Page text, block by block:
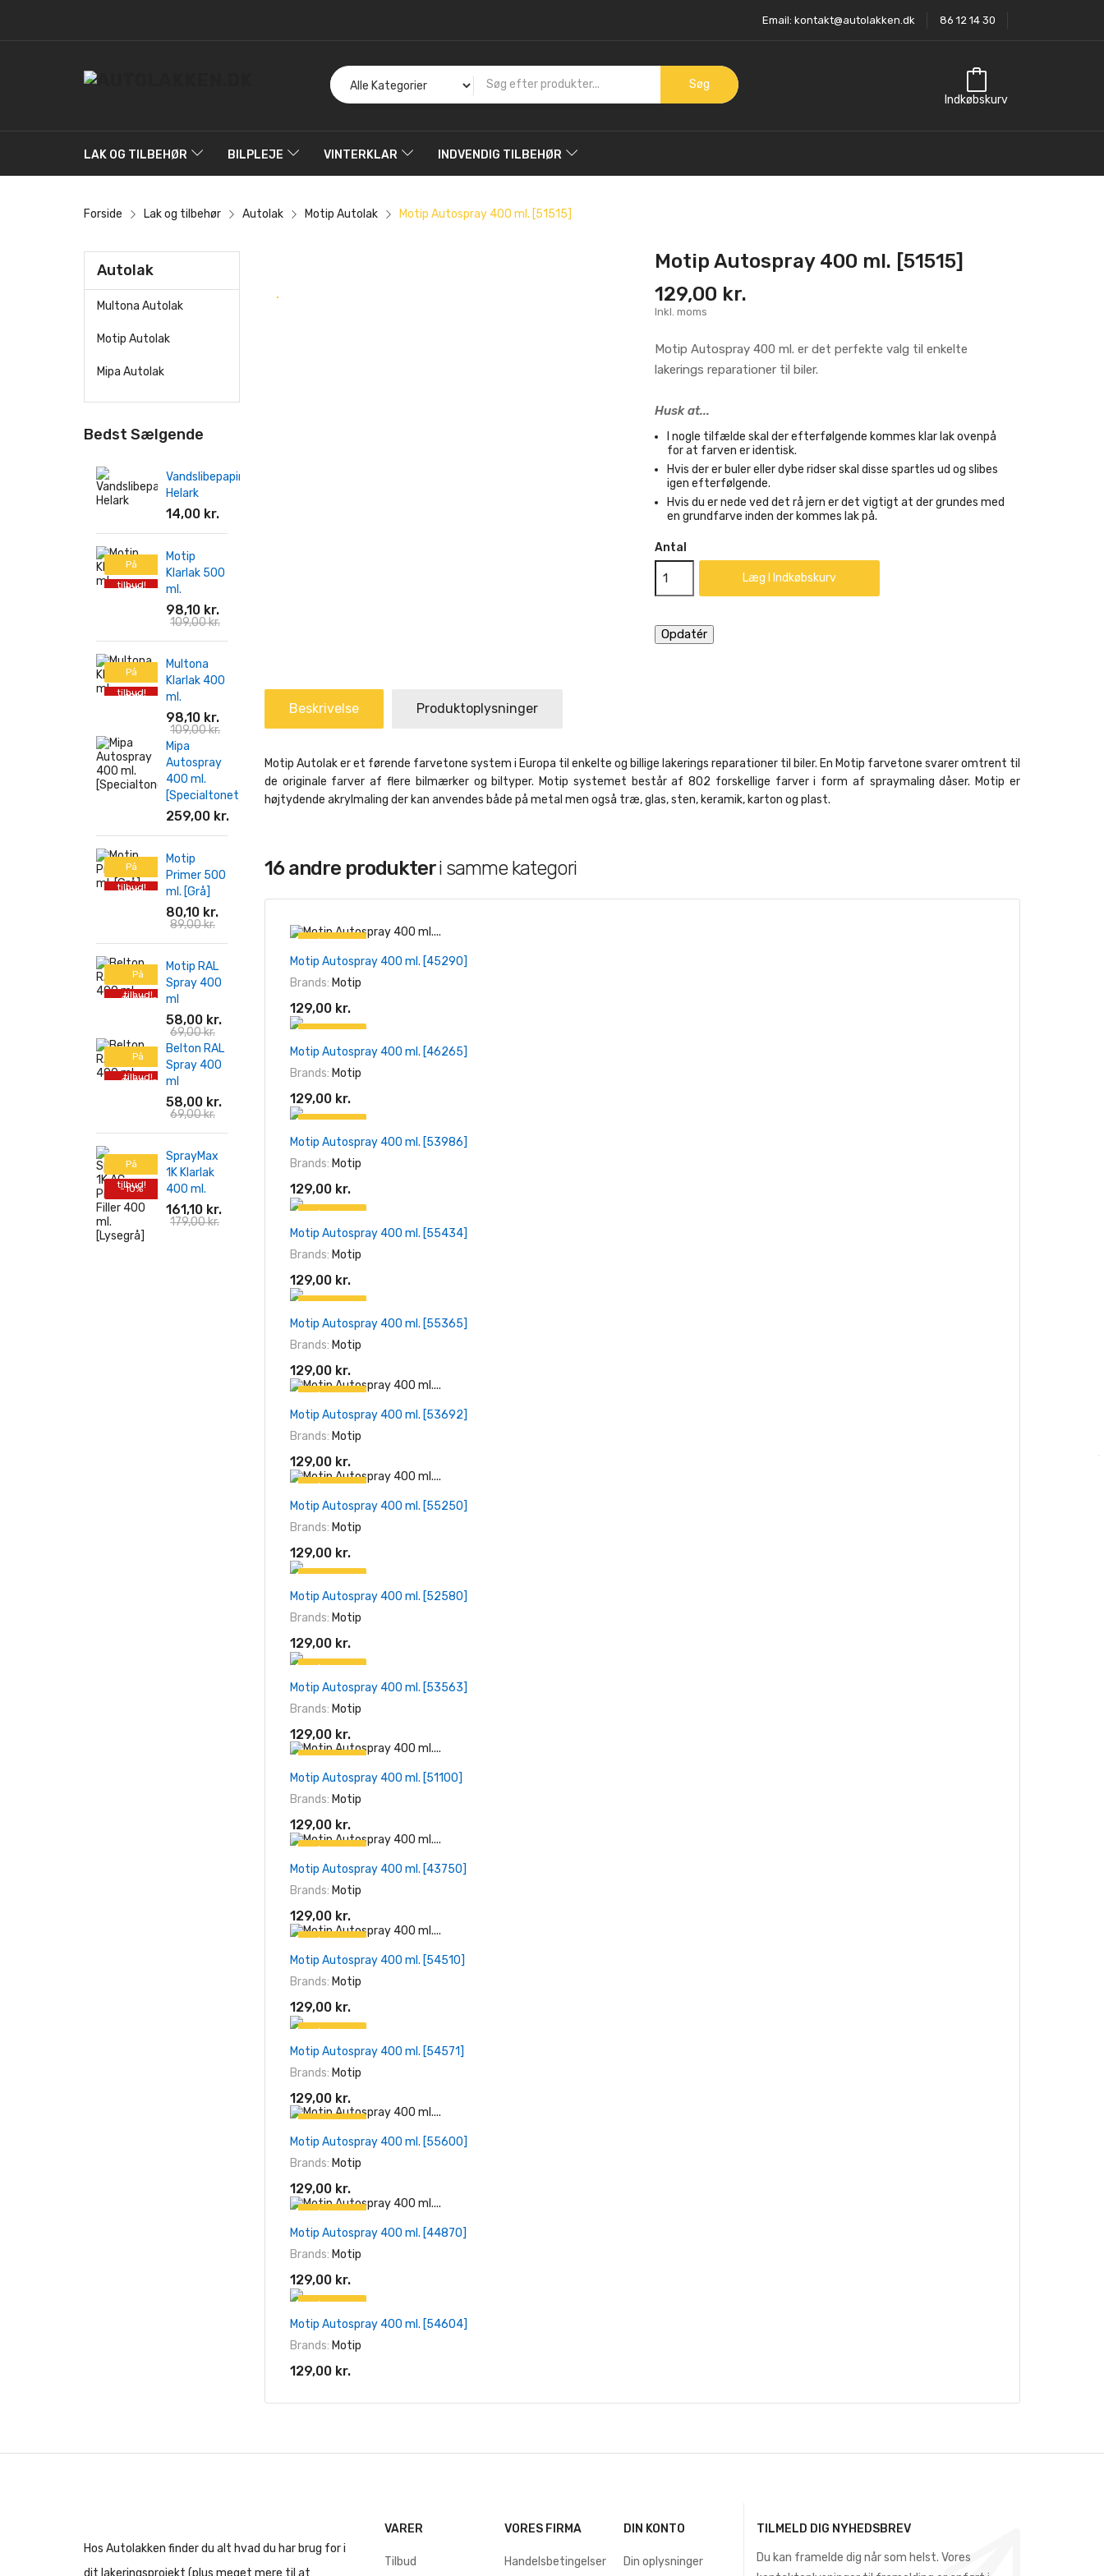
86 12 14 30
Email: kontakt@autolakken.dk
Søg
Indkøbskurv
LAK OG TILBEHØR BILPLEJE VINTERKLAR INDVENDIG TILBEHØR
Forside Lak og tilbehør Autolak Motip Autolak Motip Autospray 400 ml. [51515]
Autolak
Multona Autolak
Motip Autolak
Mipa Autolak
Bedst Sælgende
Vandslibepapir
Helark
14,00 kr.
På
tilbud!
-10%
Motip
Klarlak 500
ml.
98,10 kr.
109,00 kr.
På
tilbud!
-10%
Multona
Klarlak 400
ml.
98,10 kr.
109,00 kr.
Mipa
Autospray
400 ml.
[Specialtonet]
259,00 kr.
På
tilbud!
-10%
Motip
Primer 500
ml. [Grå]
80,10 kr.
89,00 kr.
På
tilbud!
-11,00 kr.
Motip RAL
Spray 400
ml
58,00 kr.
69,00 kr.
På
tilbud!
-11,00 kr.
Belton RAL
Spray 400
ml
58,00 kr.
69,00 kr.
På
tilbud!
-10%
SprayMax
1K Klarlak
400 ml.
161,10 kr.
179,00 kr.
Motip Autospray 400 ml. [51515]
129,00 kr.
Inkl. moms
Motip Autospray 400 ml. er det perfekte valg til enkelte
lakerings reparationer til biler.
Husk at...
I nogle tilfælde skal der efterfølgende kommes klar lak ovenpå
for at farven er identisk.
Hvis der er buler eller dybe ridser skal disse spartles ud og slibes
igen efterfølgende.
Hvis du er nede ved det rå jern er det vigtigt at der grundes med
en grundfarve inden der kommes lak på.
Antal
Læg I Indkøbskurv
Beskrivelse Produktoplysninger
Motip Autolak er et førende farvetone system i Europa til enkelte og billige lakerings reparationer til biler. En Motip farvetone svarer omtrent til
de originale farver af flere bilmærker og biltyper. Motip systemet består af 802 forskellige farver i form af spraymaling dåser. Motip er
højtydende akrylmaling der kan anvendes både på metal men også træ, glas, sten, keramik, karton og plast.
16 andre produkteri samme kategori
På tilbud!
Motip Autospray 400 ml. [45290]
Brands: Motip
129,00 kr.
På tilbud!
Motip Autospray 400 ml. [46265]
Brands: Motip
129,00 kr.
Motip Autospray 400 ml. [53986]
Brands: Motip
129,00 kr.
På tilbud!
Motip Autospray 400 ml. [55434]
Brands: Motip
129,00 kr.
På tilbud!
Motip Autospray 400 ml. [55365]
Brands: Motip
129,00 kr.
På tilbud!
Motip Autospray 400 ml. [53692]
Brands: Motip
129,00 kr.
På tilbud!
Motip Autospray 400 ml. [55250]
Brands: Motip
129,00 kr.
På tilbud!
Motip Autospray 400 ml. [52580]
Brands: Motip
129,00 kr.
På tilbud!
Motip Autospray 400 ml. [53563]
Brands: Motip
129,00 kr.
På tilbud!
Motip Autospray 400 ml. [51100]
Brands: Motip
129,00 kr.
På tilbud!
Motip Autospray 400 ml. [43750]
Brands: Motip
129,00 kr.
På tilbud!
Motip Autospray 400 ml. [54510]
Brands: Motip
129,00 kr.
På tilbud!
Motip Autospray 400 ml. [54571]
Brands: Motip
129,00 kr.
På tilbud!
Motip Autospray 400 ml. [55600]
Brands: Motip
129,00 kr.
På tilbud!
Motip Autospray 400 ml. [44870]
Brands: Motip
129,00 kr.
På tilbud!
Motip Autospray 400 ml. [54604]
Brands: Motip
129,00 kr.
Hos Autolakken finder du alt hvad du har brug for i
dit lakeringsprojekt (plus meget mere til at
VARER
Tilbud
VORES FIRMA
Handelsbetingelser
DIN KONTO
Din oplysninger
TILMELD DIG NYHEDSBREV
Du kan framelde dig når som helst. Vores